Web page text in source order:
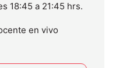
18:45 a 21:45 hrs.
en vivo